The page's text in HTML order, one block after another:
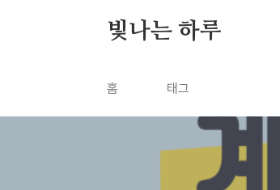
빛나는 하루
홈 태그